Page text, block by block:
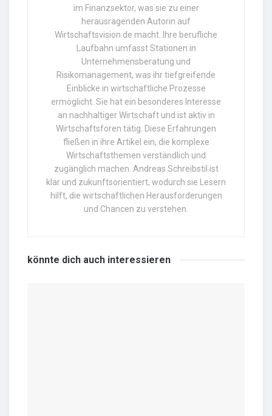
im Finanzsektor, was sie zu einer
herausragenden Autorin auf
Wirtschaftsvision.de macht. Ihre berufliche
Laufbahn umfasst Stationen in
Unternehmensberatung und
Risikomanagement, was ihr tiefgreifende
Einblicke in wirtschaftliche Prozesse
ermöglicht. Sie hat ein besonderes Interesse
an nachhaltiger Wirtschaft und ist aktiv in
Wirtschaftsforen tätig. Diese Erfahrungen
fließen in ihre Artikel ein, die komplexe
Wirtschaftsthemen verständlich und
zugänglich machen. Andreas Schreibstil ist
klar und zukunftsorientiert, wodurch sie Lesern
hilft, die wirtschaftlichen Herausforderungen
und Chancen zu verstehen.
könnte dich auch interessieren